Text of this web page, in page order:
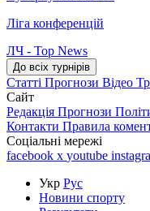
Ліга конференцій
ЛЧ - Top News
До всіх турнірів
Статті Прогнози Відео
Сайт
Редакція Прогнози
Контакти Правила
Соціальні мережі
facebook x youtube
Укр Рус
Новини спорту